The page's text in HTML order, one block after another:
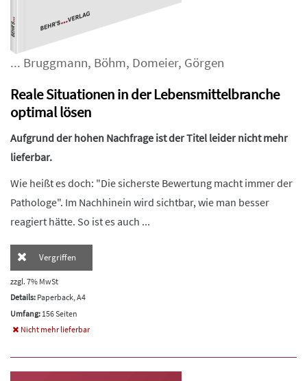
... Bruggmann, Böhm, Domeier, Görgen
Reale Situationen in der Lebensmittelbranche
optimal lösen
Aufgrund der hohen Nachfrage ist der Titel leider nicht mehr
lieferbar.
Wie heißt es doch: "Die sicherste Bewertung macht immer der
Pathologe". Im Nachhinein wird sichtbar, wie man besser
reagiert hätte. So ist es auch ...
Vergriffen
zzgl. 7% MwSt
Details: Paperback, A4
Umfang: 156 Seiten
Nicht mehr lieferbar